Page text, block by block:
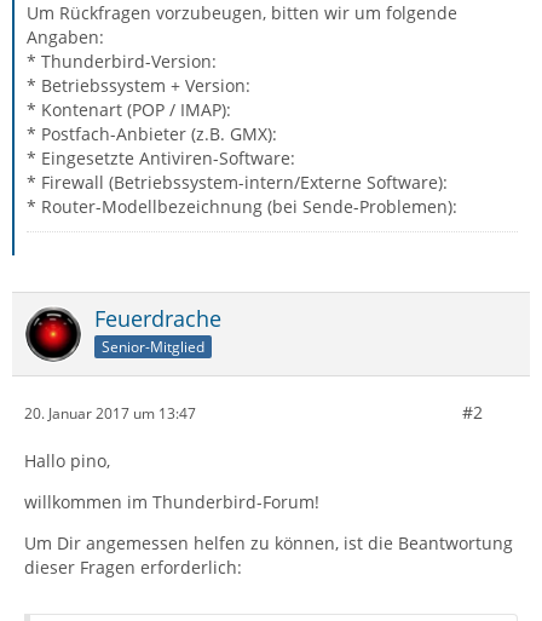
Um Rückfragen vorzubeugen, bitten wir um folgende
Angaben:
* Thunderbird-Version:
* Betriebssystem + Version:
* Kontenart (POP / IMAP):
* Postfach-Anbieter (z.B. GMX):
* Eingesetzte Antiviren-Software:
* Firewall (Betriebssystem-intern/Externe Software):
* Router-Modellbezeichnung (bei Sende-Problemen):
Feuerdrache
Senior-Mitglied
20. Januar 2017 um 13:47 #2
Hallo pino,
willkommen im Thunderbird-Forum!
Um Dir angemessen helfen zu können, ist die Beantwortung
dieser Fragen erforderlich: